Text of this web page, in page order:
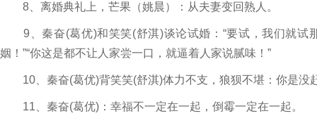
8、离婚典礼上，芒果（姚晨）：从夫妻变回熟人。
9、秦奋(葛优)和笑笑(舒淇)谈论试婚：“要试，我们就试
姻！”“你这是都不让人家尝一口，就逼着人家说腻味！”
10、秦奋(葛优)背笑笑(舒淇)体力不支，狼狈不堪：你是没
11、秦奋(葛优)：幸福不一定在一起，倒霉一定在一起。